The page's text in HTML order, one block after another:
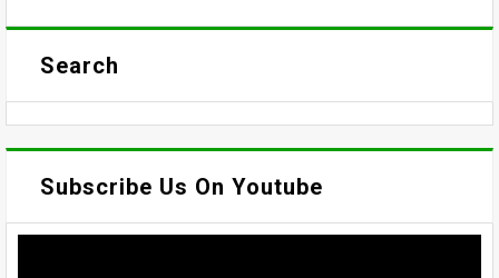
Search
Subscribe Us On Youtube